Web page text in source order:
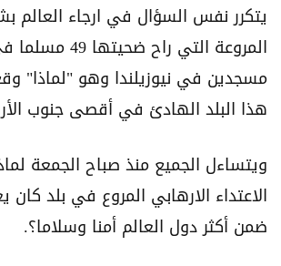
يتكرر نفس السؤال في ارجاء العالم
المروعة التي
مسجدين في نيوزيلندا وهو "لماذا"
هذا البلد الهادئ في أقصى جنوب
ويتساءل الجميع منذ صباح الجمعة
الاعتداء الارهابي المروع في بلد كان
ضمن أكثر دول العالم أمنا وسلاما؟.